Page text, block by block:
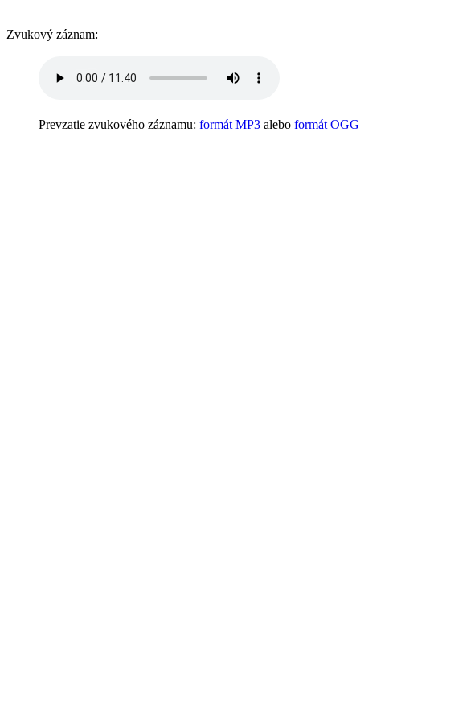
Zvukový záznam:
Prevzatie zvukového záznamu: formát MP3 alebo formát OGG